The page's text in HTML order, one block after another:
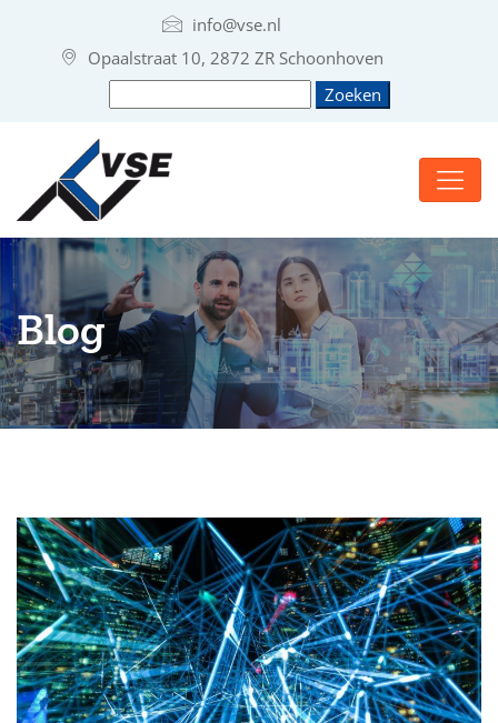
info@vse.nl
Opaalstraat 10, 2872 ZR Schoonhoven
Blog